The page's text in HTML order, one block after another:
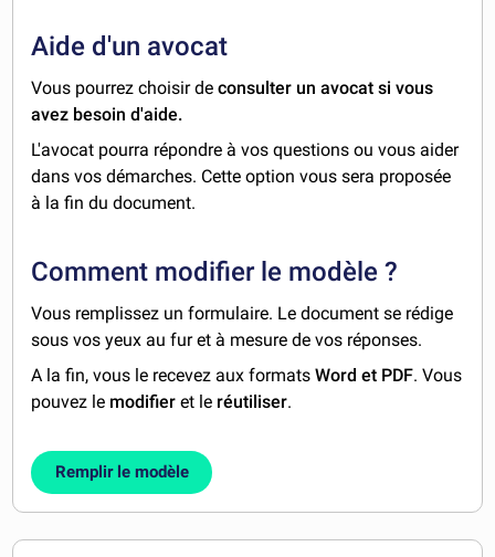
Aide d'un avocat
Vous pourrez choisir deconsulter un avocat si vous
avez besoin d'aide.
L'avocat pourra répondre à vos questions ou vous aider
dans vos démarches. Cette option vous sera proposée
à la fin du document.
Comment modifier le modèle ?
Vous remplissez un formulaire. Le document se rédige
sous vos yeux au fur et à mesure de vos réponses.
A la fin, vous le recevez aux formatsWord et PDF. Vous
pouvez le modifier et le réutiliser.
Remplir le modèle